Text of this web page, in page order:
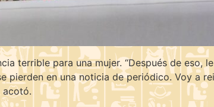
terrible para una mujer. “Después de eso,
pierden en una noticia de periódico. Voy a
acotó.